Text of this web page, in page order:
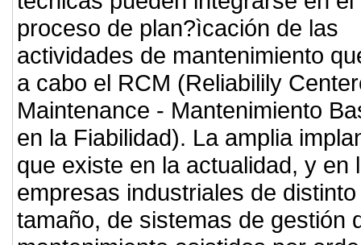
proceso de plan?ìcación de las
actividades de mantenimiento
a cabo el RCM (Reliabilily
Maintenance - Mantenimiento
en la Fiabilidad). La amplia
que existe en la actualidad, y en
empresas industriales de distinto
tamaño, de sistemas de gestión